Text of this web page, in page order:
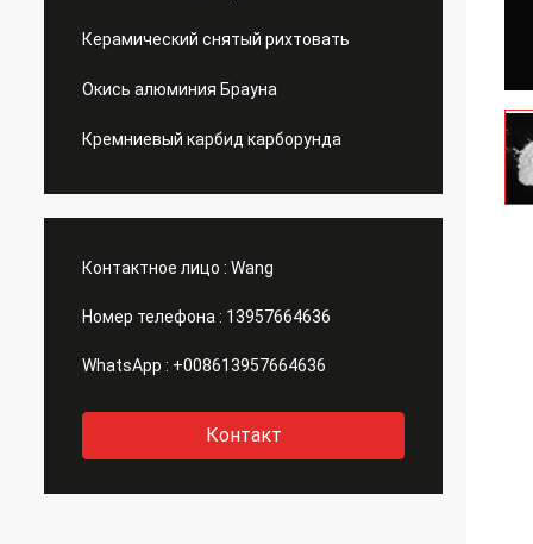
Керамический снятый рихтовать
Окись алюминия Брауна
Кремниевый карбид карборунда
Контактное лицо : Wang
Номер телефона : 13957664636
WhatsApp : +008613957664636
Контакт